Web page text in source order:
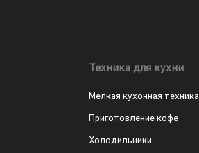
Техника для кухни
Мелкая кухонная техника
Приготовление кофе
Холодильники